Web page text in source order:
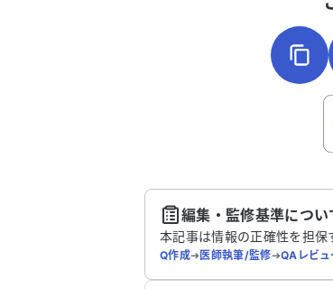
こちらは送信専用のフォー
編集・監修基準につい
本記事は情報の正確性を担保
Q作成➔医師執筆/監修➔QAレビュ